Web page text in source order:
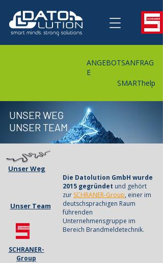
ANGEBOTSANFRAG
E
SMARThelp
UNSER WEG
UNSER TEAM
Unser Weg
Unser Team
Die Datolution GmbH wurde
2015 gegründet und gehört
zur SCHRANER-Group, einer im
deutschsprachigen Raum
führenden
Unternehmensgruppe im
Bereich Brandmeldetechnik.
SCHRANER-
Group